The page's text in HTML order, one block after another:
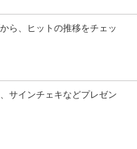
ら、ヒットの推移をチェッ
サインチェキなどプレゼン